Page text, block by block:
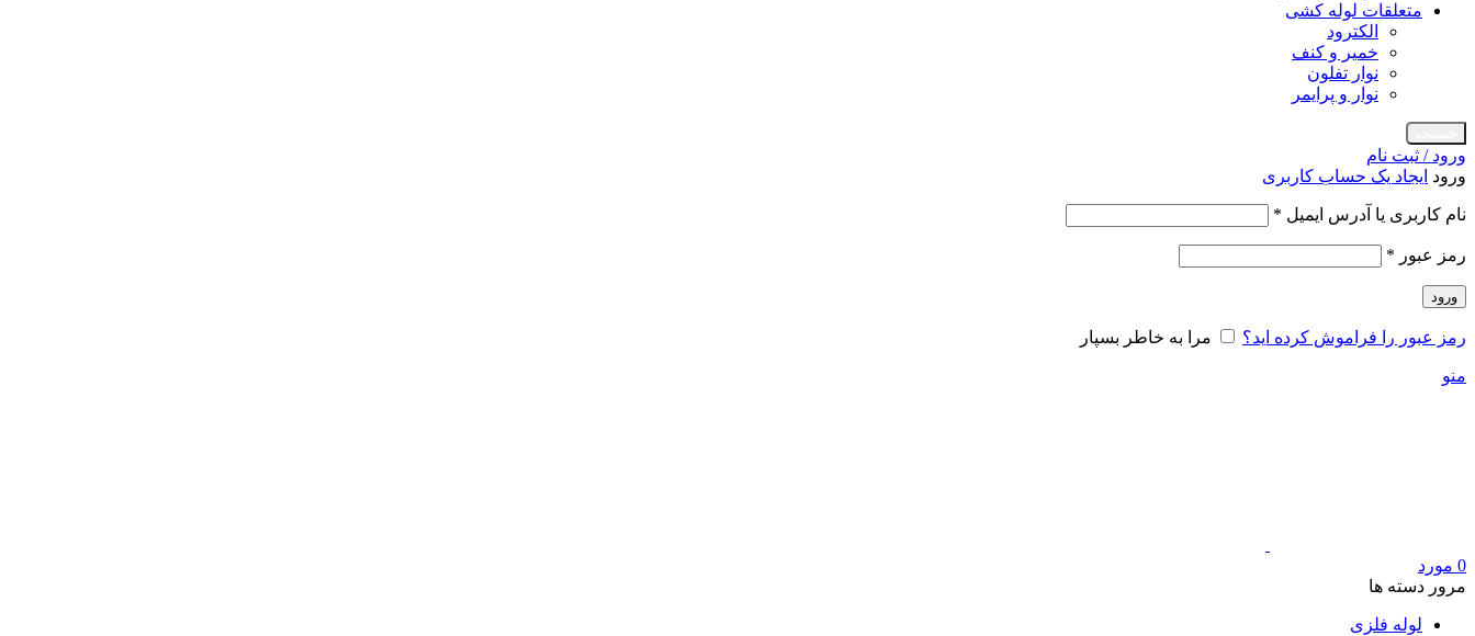
متعلقات لوله کشی
الکترود
خمیر و کنف
نوار تفلون
نوار و پرایمر
ورود / ثبت نام
ورود ایجاد یک حساب کاربری
نام کاربری یا آدرس ایمیل *
رمز عبور *
ورود
رمز عبور را فراموش کرده اید؟ مرا به خاطر بسپار
منو
0 مورد
مرور دسته ها
لوله فلزی